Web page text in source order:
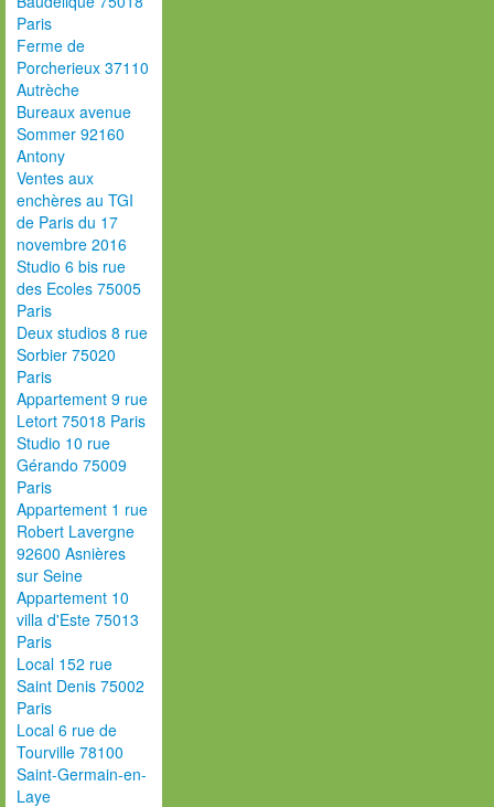
Paris
Ferme de
Porcherieux 37110
Autrèche
Bureaux avenue
Sommer 92160
Antony
Ventes aux
enchères au TGI
de Paris du 17
novembre 2016
Studio 6 bis rue
des Ecoles 75005
Paris
Deux studios 8 rue
Sorbier 75020
Paris
Appartement 9 rue
Letort 75018 Paris
Studio 10 rue
Gérando 75009
Paris
Appartement 1 rue
Robert Lavergne
92600 Asnières
sur Seine
Appartement 10
villa d'Este 75013
Paris
Local 152 rue
Saint Denis 75002
Paris
Local 6 rue de
Tourville 78100
Saint-Germain-en-
Laye